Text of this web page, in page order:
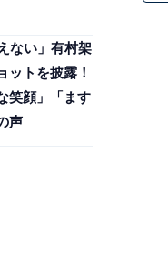
ない」有村架
ットを披露！
笑顔」「ます
声